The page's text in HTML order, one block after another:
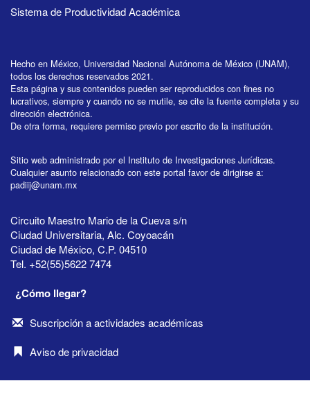
Sistema de Productividad Académica
Hecho en México, Universidad Nacional Autónoma de México (UNAM),
todos los derechos reservados 2021.
Esta página y sus contenidos pueden ser reproducidos con fines no
lucrativos, siempre y cuando no se mutile, se cite la fuente completa y su
dirección electrónica.
De otra forma, requiere permiso previo por escrito de la institución.
Sitio web administrado por el Instituto de Investigaciones Jurídicas.
Cualquier asunto relacionado con este portal favor de dirigirse a:
padiij@unam.mx
Circuito Maestro Mario de la Cueva s/n
Ciudad Universitaria, Alc. Coyoacán
Ciudad de México, C.P. 04510
Tel. +52(55)5622 7474
¿Cómo llegar?
Suscripción a actividades académicas
Aviso de privacidad